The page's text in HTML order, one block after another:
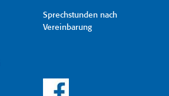
Sprechstunden nach
Vereinbarung